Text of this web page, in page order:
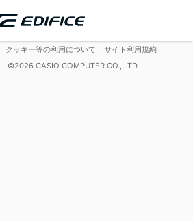
クッキー等の利用について
サイト利用規約
©2026 CASIO COMPUTER CO., LTD.